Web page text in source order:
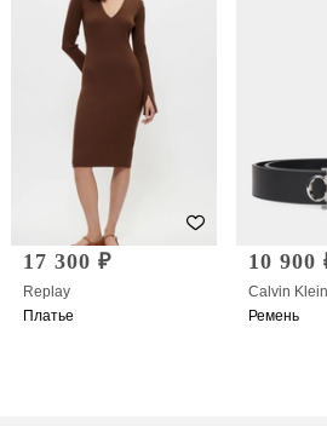
17 300 ₽
Replay
Платье
10 900
Calvin Klein
Ремень